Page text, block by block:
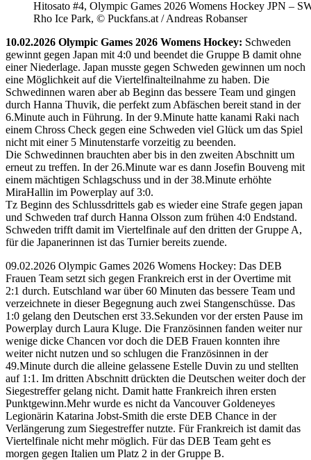
Hitosato #4, Olympic Games 2026 Womens Hockey JPN –
Rho Ice Park, © Puckfans.at / Andreas Robanser
10.02.2026 Olympic Games 2026 Womens Hockey: Schweden
gewinnt gegen Japan mit 4:0 und beendet die Gruppe B damit ohne
einer Niederlage. Japan musste gegen Schweden gewinnen um noch
eine Möglichkeit auf die Viertelfinalteilnahme zu haben. Die
Schwedinnen waren aber ab Beginn das bessere Team und gingen
durch Hanna Thuvik, die perfekt zum Abfäschen bereit stand in der
6.Minute auch in Führung. In der 9.Minute hatte kanami Raki nach
einem Chross Check gegen eine Schweden viel Glück um das Spiel
nicht mit einer 5 Minutenstarfe vorzeitig zu beenden.
Die Schwedinnen brauchten aber bis in den zweiten Abschnitt um
erneut zu treffen. In der 26.Minute war es dann Josefin Bouveng mit
einem mächtigen Schlagschuss und in der 38.Minute erhöhte
MiraHallin im Powerplay auf 3:0.
Tz Beginn des Schlussdrittels gab es wieder eine Strafe gegen japan
und Schweden traf durch Hanna Olsson zum frühen 4:0 Endstand.
Schweden trifft damit im Viertelfinale auf den dritten der Gruppe A,
für die Japanerinnen ist das Turnier bereits zuende.
09.02.2026 Olympic Games 2026 Womens Hockey: Das DEB
Frauen Team setzt sich gegen Frankreich erst in der Overtime mit
2:1 durch. Eutschland war über 60 Minuten das bessere Team und
verzeichnete in dieser Begegnung auch zwei Stangenschüsse. Das
1:0 gelang den Deutschen erst 33.Sekunden vor der ersten Pause im
Powerplay durch Laura Kluge. Die Französinnen fanden weiter nur
wenige dicke Chancen vor doch die DEB Frauen konnten ihre
weiter nicht nutzen und so schlugen die Französinnen in der
49.Minute durch die alleine gelassene Estelle Duvin zu und stellten
auf 1:1. Im dritten Abschnitt drückten die Deutschen weiter doch der
Siegestreffer gelang nicht. Damit hatte Frankreich ihren ersten
Punktgewinn.Mehr wurde es nicht da Vancouver Goldeneyes
Legionärin Katarina Jobst-Smith die erste DEB Chance in der
Verlängerung zum Siegestreffer nutzte. Für Frankreich ist damit das
Viertelfinale nicht mehr möglich. Für das DEB Team geht es
morgen gegen Italien um Platz 2 in der Gruppe B.